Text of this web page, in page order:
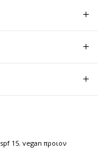
spf 15,vegan προιον